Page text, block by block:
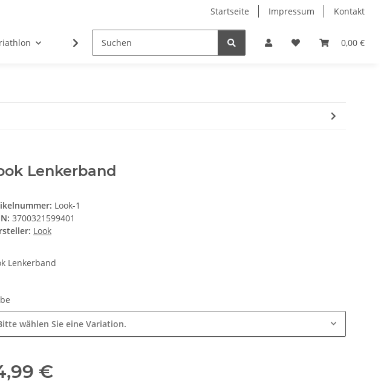
Startseite Impressum Kontakt
0,00 €
ICG Indoor Bikes Bücher Damen Marken
Lenkerband
Look-1
3700321599401
Look
Lenkerband
wählen Sie eine Variation.
€